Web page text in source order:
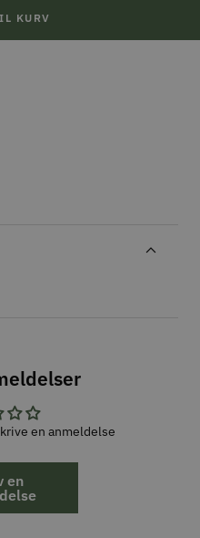
KURV
en anmeldelse
en